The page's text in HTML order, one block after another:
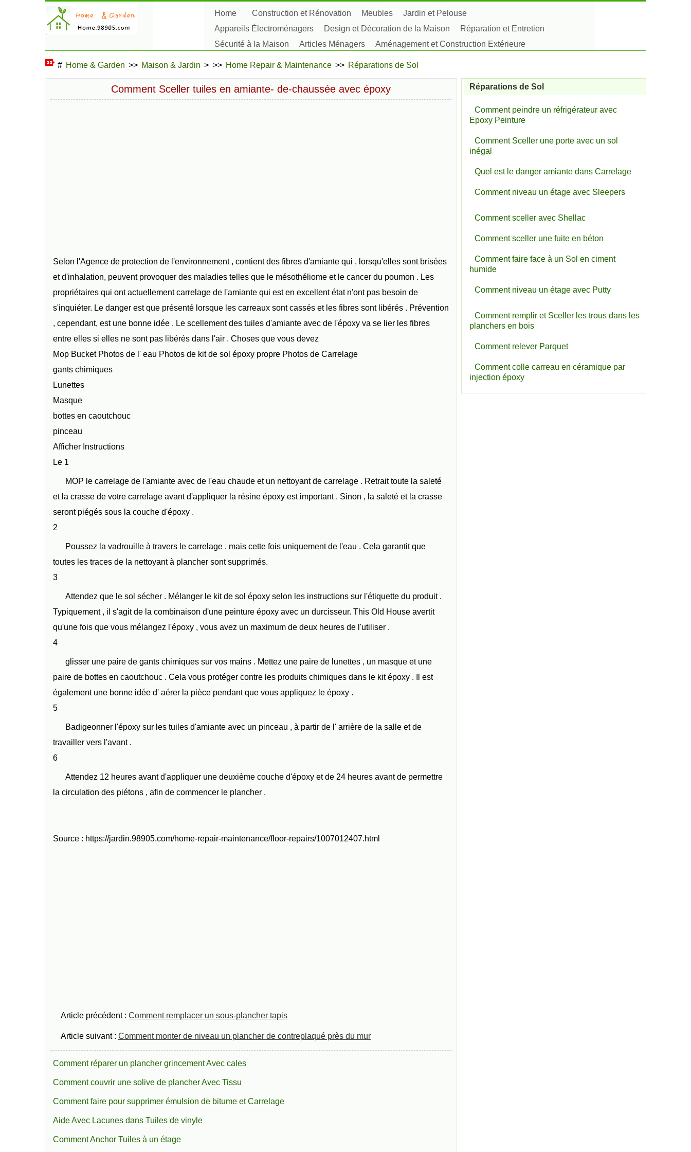
Home Construction et Rénovation Meubles
Jardin et Pelouse
Appareils Électroménagers
Design et Décoration de la Maison
Réparation et Entretien
Sécurité à la Maison
Articles Ménagers
Aménagement et Construction Extérieure
Passe-Temps
# Home & Garden >> Maison & Jardin > >> Home Repair & Maintenance >> Réparations de Sol
Comment Sceller tuiles en amiante- de-chaussée avec époxy
Selon l'Agence de protection de l'environnement , contient des fibres d'amiante qui , lorsqu'elles sont brisées
et d'inhalation, peuvent provoquer des maladies telles que le mésothéliome et le cancer du poumon . Les
propriétaires qui ont actuellement carrelage de l'amiante qui est en excellent état n'ont pas besoin de
s'inquiéter. Le danger est que présenté lorsque les carreaux sont cassés et les fibres sont libérés . Prévention
, cependant, est une bonne idée . Le scellement des tuiles d'amiante avec de l'époxy va se lier les fibres
entre elles si elles ne sont pas libérés dans l'air . Choses que vous devez
Mop Bucket Photos de l' eau Photos de kit de sol époxy propre Photos de Carrelage
gants chimiques
Lunettes
Masque
bottes en caoutchouc
pinceau
Afficher Instructions
Le 1
MOP le carrelage de l'amiante avec de l'eau chaude et un nettoyant de carrelage . Retrait toute la saleté
et la crasse de votre carrelage avant d'appliquer la résine époxy est important . Sinon , la saleté et la crasse
seront piégés sous la couche d'époxy .
2
Poussez la vadrouille à travers le carrelage , mais cette fois uniquement de l'eau . Cela garantit que
toutes les traces de la nettoyant à plancher sont supprimés.
3
Attendez que le sol sécher . Mélanger le kit de sol époxy selon les instructions sur l'étiquette du produit .
Typiquement , il s'agit de la combinaison d'une peinture époxy avec un durcisseur. This Old House avertit
qu'une fois que vous mélangez l'époxy , vous avez un maximum de deux heures de l'utiliser .
4
glisser une paire de gants chimiques sur vos mains . Mettez une paire de lunettes , un masque et une
paire de bottes en caoutchouc . Cela vous protéger contre les produits chimiques dans le kit époxy . Il est
également une bonne idée d' aérer la pièce pendant que vous appliquez le époxy .
5
Badigeonner l'époxy sur les tuiles d'amiante avec un pinceau , à partir de l' arrière de la salle et de
travailler vers l'avant .
6
Attendez 12 heures avant d'appliquer une deuxième couche d'époxy et de 24 heures avant de permettre
la circulation des piétons , afin de commencer le plancher .
Source : https://jardin.98905.com/home-repair-maintenance/floor-repairs/1007012407.html
Article précédent : Comment remplacer un sous-plancher tapis
Article suivant : Comment monter de niveau un plancher de contreplaqué près du mur
Comment réparer un plancher grincement Avec cales
Comment couvrir une solive de plancher Avec Tissu
Comment faire pour supprimer émulsion de bitume et Carrelage
Aide Avec Lacunes dans Tuiles de vinyle
Comment Anchor Tuiles à un étage
Réparations de Sol
Comment peindre un réfrigérateur avec
Epoxy Peinture
Comment Sceller une porte avec un sol
inégal
Quel est le danger amiante dans Carrelage
Comment niveau un étage avec Sleepers
Comment sceller avec Shellac
Comment sceller une fuite en béton
Comment faire face à un Sol en ciment
humide
Comment niveau un étage avec Putty
Comment remplir et Sceller les trous dans les
planchers en bois
Comment relever Parquet
Comment colle carreau en céramique par
injection époxy